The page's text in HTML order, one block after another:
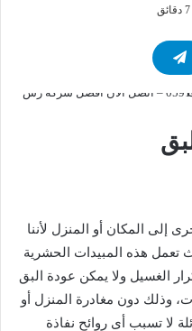
المكان أو المنزل لأننا
هذه المبيدات الحشرية
الغسيل ولا يمكن عودة البق
وذلك دون مغادرة المنزل أو
لا تسبب أى روائح نفاذة